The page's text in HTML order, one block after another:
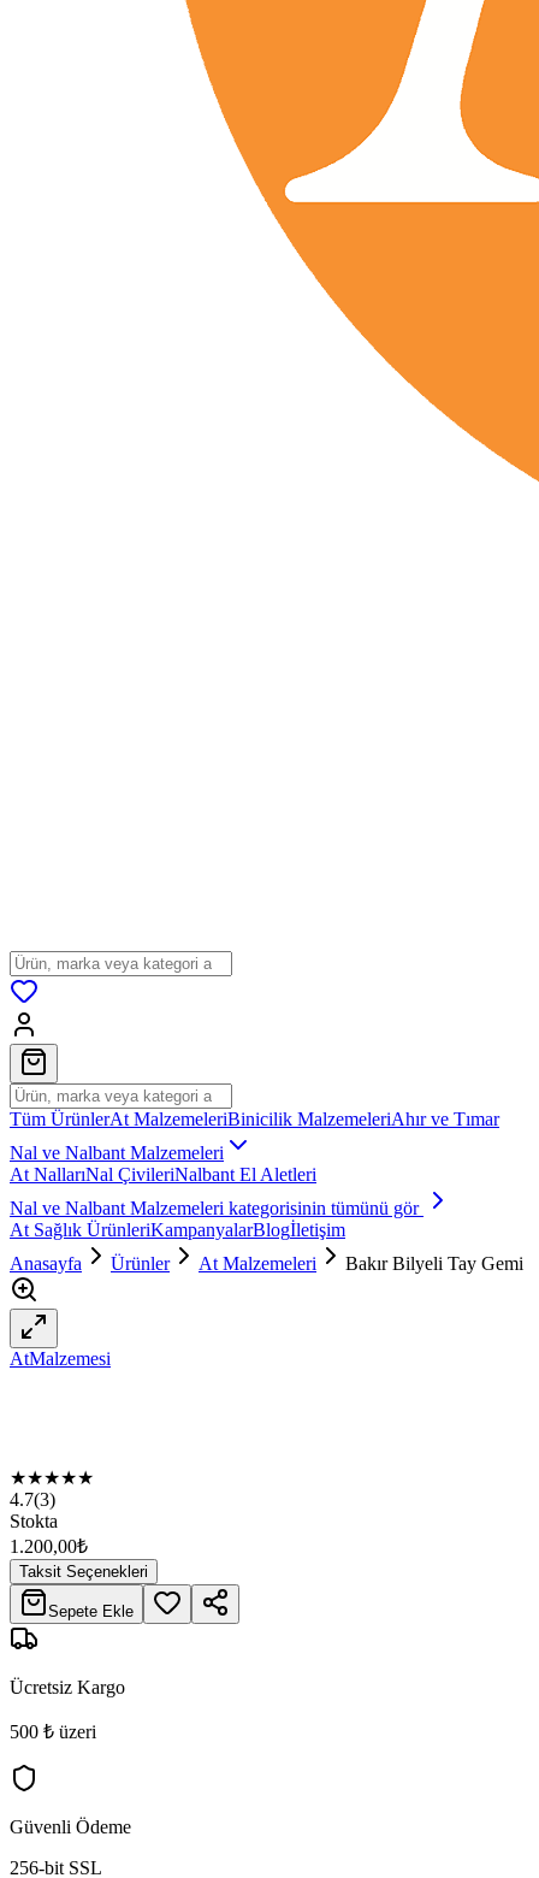
Tüm ÜrünlerAt MalzemeleriBinicilik MalzemeleriAhır ve Tımar
Nal ve Nalbant Malzemeleri
At NallarıNal ÇivileriNalbant El Aletleri
Nal ve Nalbant Malzemeleri kategorisinin tümünü gör
At Sağlık ÜrünleriKampanyalarBlogİletişim
Anasayfa
Ürünler At Malzemeleri Bakır Bilyeli Tay Gemi
AtMalzemesi
★★★★★
4.7(3)
Stokta
1.200,00₺
Taksit Seçenekleri
Sepete Ekle
Ücretsiz Kargo
500 ₺ üzeri
Güvenli Ödeme
256-bit SSL